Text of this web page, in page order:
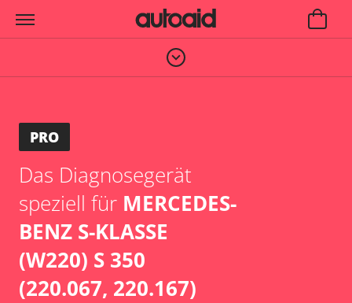
PRO
Das Diagnosegerät
speziell für MERCEDES-
BENZ S-KLASSE
(W220) S 350
(220.067, 220.167)